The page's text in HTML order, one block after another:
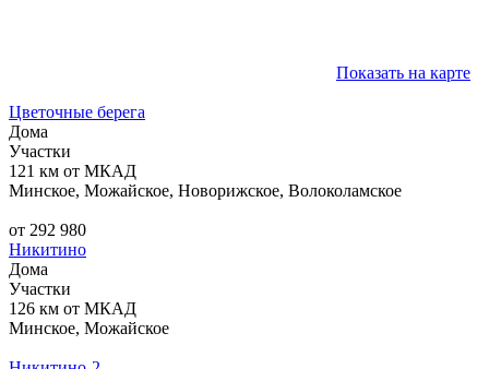
Показать на карте
Цветочные берега
Дома
Участки
121 км от МКАД
Минское, Можайское, Новорижское, Волоколамское
от 292 980
Никитино
Дома
Участки
126 км от МКАД
Минское, Можайское